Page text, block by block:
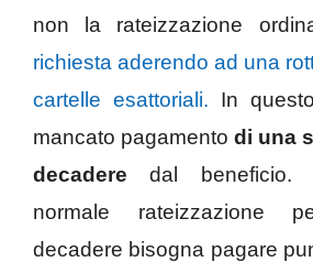
non la rateizzazione
richiesta aderendo ad una
cartelle esattoriali. In
mancato pagamento di una
decadere dal beneficio.
normale rateizzazione
decadere bisogna pagare